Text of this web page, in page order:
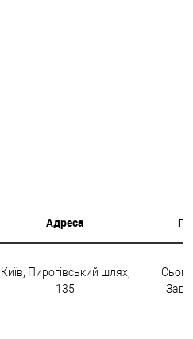
Адреса
Київ, Пирогівський шлях,
135